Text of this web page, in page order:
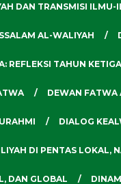
DAN TRANSMISI ILMU-
AL-WALIYAH
REFLEKSI TAHUN
DEWAN FATWA
DIALOG
DI PENTAS LOKAL,
DAN GLOBAL